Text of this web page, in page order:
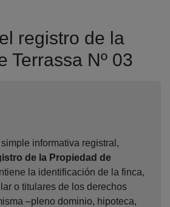
registro de la
Terrassa Nº 03
nueva
informativa registral,
de la Propiedad de
la identificación de la finca,
o titulares de los derechos
–pleno dominio, hipoteca,